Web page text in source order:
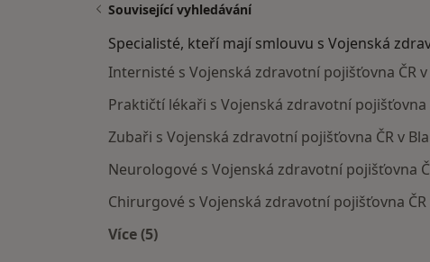
Související vyhledávání
Specialisté, kteří mají smlouvu s Vojenská
Internisté s Vojenská zdravotní pojišťovna ČR
Praktičtí lékaři s Vojenská zdravotní pojišťovna
Zubaři s Vojenská zdravotní pojišťovna ČR v
Neurologové s Vojenská zdravotní pojišťovna
Chirurgové s Vojenská zdravotní pojišťovna ČR
Více (5)